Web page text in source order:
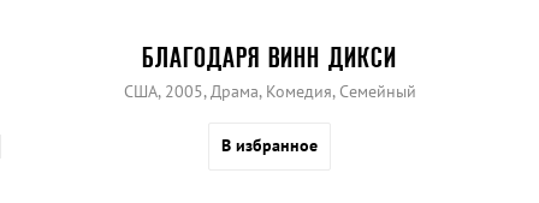
БЛАГОДАРЯ ВИНН ДИКСИ
США, 2005, Драма, Комедия, Семейный
В избранное